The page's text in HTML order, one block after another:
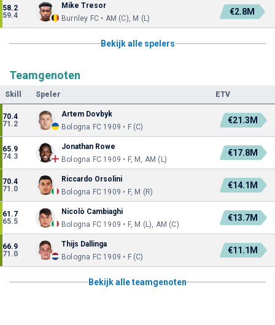
58.2
59.4
Mike Tresor
Burnley FC • AM (C), M (L)
€2.8M
Bekijk alle spelers
Teamgenoten
Skill Speler ETV
70.4
71.2
Artem Dovbyk
Bologna FC 1909 • F (C)
€21.3M
65.9
74.3
Jonathan Rowe
Bologna FC 1909 • F, M, AM (L)
€17.8M
70.4
71.0
Riccardo Orsolini
Bologna FC 1909 • F, M (R)
€14.1M
61.7
65.5
Nicolò Cambiaghi
Bologna FC 1909 • F, M (L), AM (C)
€13.7M
66.9
71.0
Thijs Dallinga
Bologna FC 1909 • F (C)
€11.1M
Bekijk alle teamgenoten